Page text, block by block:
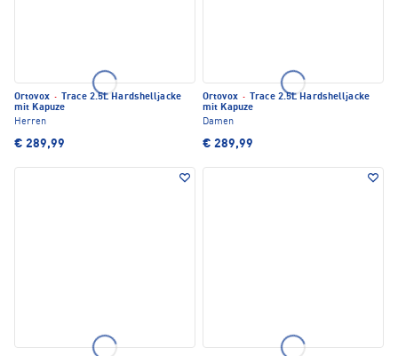
Ortovox ·
Trace 2.5L Hardshelljacke
mit Kapuze
Herren
€ 289,99
Ortovox ·
Trace 2.5L Hardshelljacke
mit Kapuze
Damen
€ 289,99